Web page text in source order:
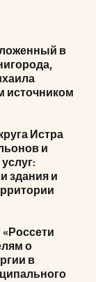
в
источником
Истра
и
здания и
«Россети
о
в